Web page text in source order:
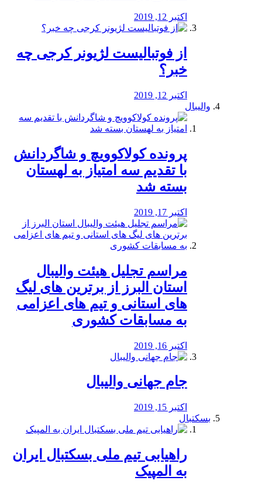
اکتبر 12, 2019
از فوتبالیست لژیونر کرجی چه
خبر؟
اکتبر 12, 2019
والیبال
پرونده کولاکوویچ و شاگردانش
با تقدیم سه امتیاز به لهستان
بسته شد
اکتبر 17, 2019
مراسم تجلیل هیئت والیبال
استان البرز از برترین های لیگ
های استانی و تیم های اعزامی
به مسابقات کشوری
اکتبر 16, 2019
جام جهانی والیبال
اکتبر 15, 2019
بسکتبال
راهیابی تیم ملی بسکتبال ایران
به المپیک